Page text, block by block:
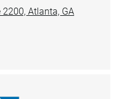
2200, Atlanta, GA